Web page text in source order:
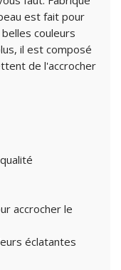
est fait pour
couleurs
il est composé
de l'accrocher
accrocher le
éclatantes